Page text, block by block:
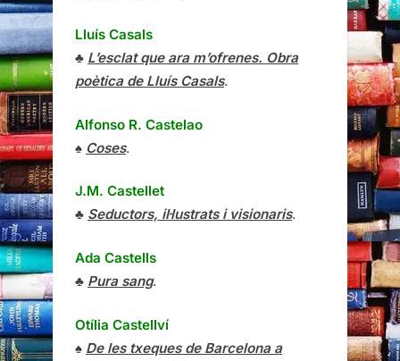
Lluís Casals
♣ L’esclat que ara m’ofrenes. Obra
poètica de Lluís Casals.
Alfonso R. Castelao
♠ Coses.
J.M. Castellet
♣ Seductors, il·lustrats i visionaris.
Ada Castells
♣ Pura sang.
Otília Castellví
♠ De les txeques de Barcelona a